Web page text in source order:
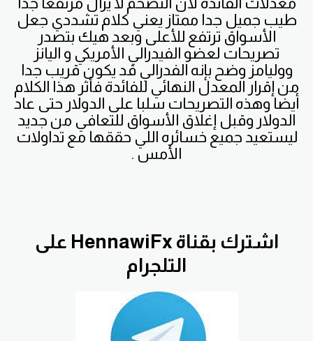
طيب جميل جدا ممتاز يعني كلام تشددي جعل
الأسواق ترتفع للأعلى وبعد هيك بتصدر
تصريحات لعضو الفيدرالي الأمريكي و اليانز
ووليامز وضح بإنه الفدرالي قد يكون قريب جدا
من إقرار المعدل النهائي للفائدة فأثر هذا الكلام
أيضا وهذه التصريحات سلبا على الدولار حتى عاد
الدولار وقبل إغلاق الأسواق للتعافي من جديد
ليستعيد جميع خسائره اللي حققها مع تداولات
الأمس .
اشترك بقناة HennawiFx على
التلجرام